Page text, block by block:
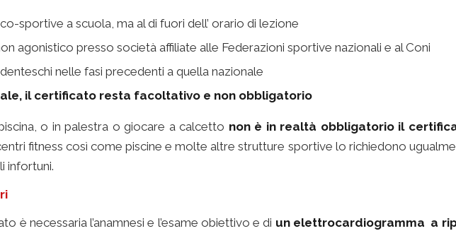
sportive a scuola, ma al di fuori dell’ orario di lezione
agonistico presso società affiliate alle Federazioni sportive nazionali e al Coni
nelle fasi precedenti a quella nazionale
il certificato resta facoltativo e non obbligatorio
o in palestra o giocare a calcetto non è in realtà obbligatorio il
fitness così come piscine e molte altre strutture sportive lo richiedono
infortuni.
è necessaria l’anamnesi e l’esame obiettivo e di un elettrocardiogramma a